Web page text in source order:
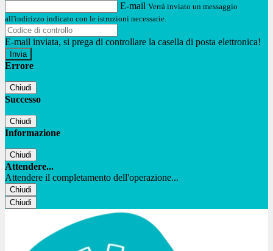
E-mail Verrà inviato un messaggio
all'indirizzo indicato con le istruzioni necessarie.
E-mail inviata, si prega di controllare la casella di posta elettronica!
Errore
Chiudi
Successo
Chiudi
Informazione
Chiudi
Attendere...
Attendere il completamento dell'operazione...
Chiudi
Chiudi